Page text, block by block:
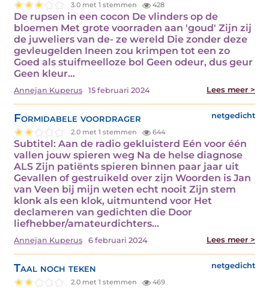
3.0 met 1 stemmen 428
De rupsen in een cocon De vlinders op de
bloemen Met grote voorraden aan 'goud' Zijn zij
de juweliers van de- ze wereld Die zonder deze
gevleugelden Ineen zou krimpen tot een zo
Goed als stuifmeelloze bol Geen odeur, dus geur
Geen kleur…
Annejan Kuperus 15 februari 2024 Lees meer >
Formidabele voordrager netgedicht
2.0 met 1 stemmen 644
Subtitel: Aan de radio gekluisterd Eén voor één
vallen jouw spieren weg Na de helse diagnose
ALS Zijn patiënts spieren binnen paar jaar uit
Gevallen of gestruikeld over zijn Woorden is Jan
van Veen bij mijn weten echt nooit Zijn stem
klonk als een klok, uitmuntend voor Het
declameren van gedichten die Door
liefhebber/amateurdichters…
Annejan Kuperus 6 februari 2024 Lees meer >
Taal noch teken netgedicht
2.0 met 1 stemmen 469